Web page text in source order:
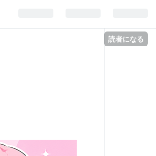
読者になる